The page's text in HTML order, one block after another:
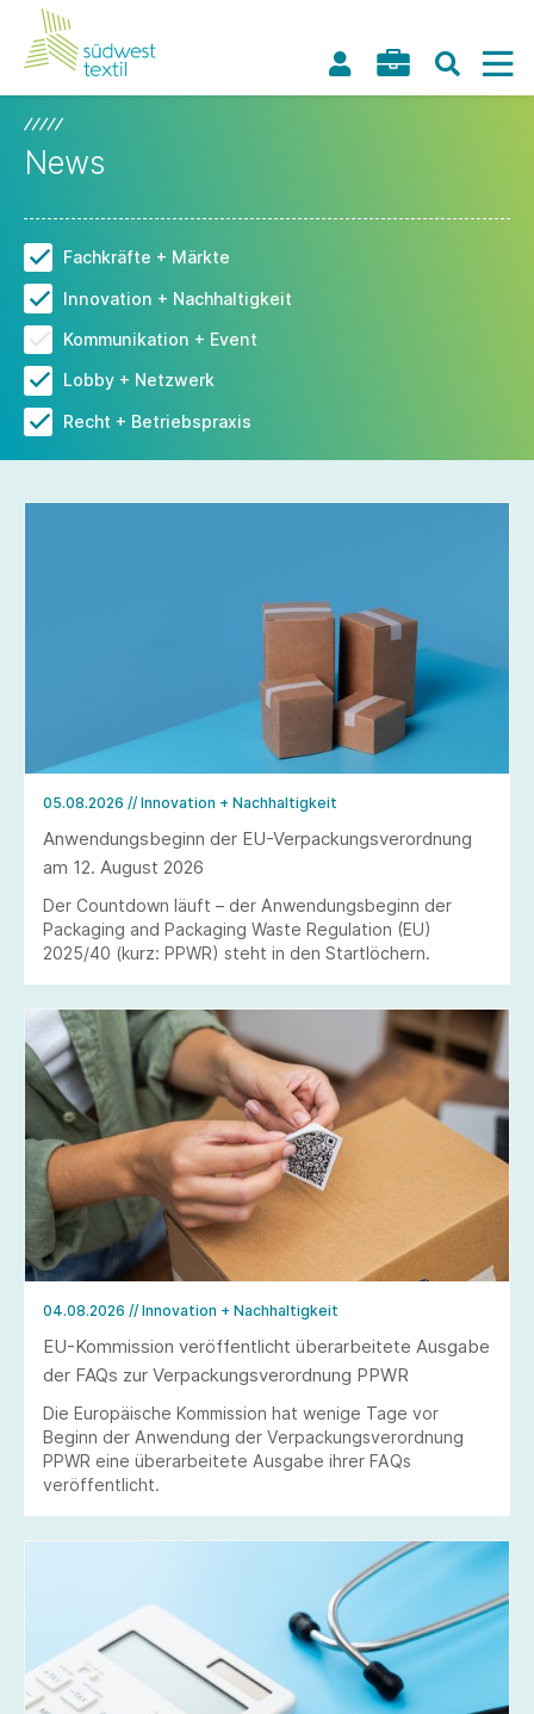
News
Fachkräfte + Märkte
Innovation + Nachhaltigkeit
Kommunikation + Event
Lobby + Netzwerk
Recht + Betriebspraxis
05.08.2026 // Innovation + Nachhaltigkeit
Anwendungsbeginn der EU-Verpackungsverordnung
am 12. August 2026
Der Countdown läuft – der Anwendungsbeginn der
Packaging and Packaging Waste Regulation (EU)
2025/40 (kurz: PPWR) steht in den Startlöchern.
04.08.2026 // Innovation + Nachhaltigkeit
EU-Kommission veröffentlicht überarbeitete Ausgabe
der FAQs zur Verpackungsverordnung PPWR
Die Europäische Kommission hat wenige Tage vor
Beginn der Anwendung der Verpackungsverordnung
PPWR eine überarbeitete Ausgabe ihrer FAQs
veröffentlicht.